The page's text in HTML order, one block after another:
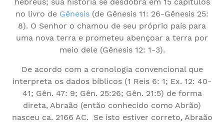
no livro de Gênesis (de Gênesis 11: 26-Gênesis 25:
8). O Senhor o chamou de seu próprio país para
uma nova terra e prometeu abençoar a terra por
meio dele (Gênesis 12: 1-3).
De acordo com a cronologia convencional que
interpreta os dados bíblicos (1 Reis 6: 1; Ex. 12: 40-
41; Gên. 47: 9; Gên. 25:26; Gên. 21:5) de forma
direta, Abraão (então conhecido como Abrão)
nasceu ca. 2166 AC. Se isto estiver correto, Abraão